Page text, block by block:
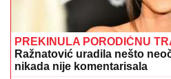
PREKINULA PORODIČNU
Ražnatović uradila nešto
nikada nije komentarisala